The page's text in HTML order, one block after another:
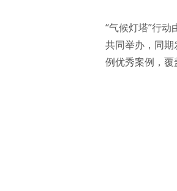
“气候灯塔”行
共同举办，同
例优秀案例，覆